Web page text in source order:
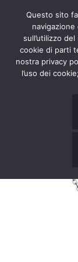
Questo sito
sull’utilizzo
cookie di parti
nostra privacy
l’uso dei